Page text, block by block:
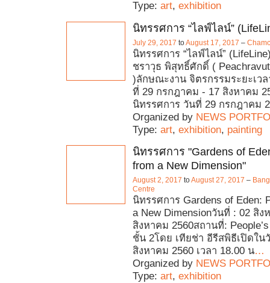
Type: art, exhibition
นิทรรศการ “ไลฟ์ไลน์”
July 29, 2017 toAugust 17, 2017 –
นิทรรศการ “ไลฟ์ไลน์”
ชราวุธ พิสุทธิ์ศักดิ์ (
)ลักษณะงาน จิตรกรรมระยะเว
ที่ 29 กรกฎาคม - 17 สิงหาคม
นิทรรศการ วันที่ 29 กรกฎาคม
Organized by NEWS
Type: art, exhibition, painting
นิทรรศการ "Gardens of
from a New Dimension"
August 2, 2017 toAugust 27, 2017 –
Centre
นิทรรศการ Gardens of Eden:
a New Dimensionวันที่ : 02 สิง
สิงหาคม 2560สถานที่:
ชั้น 2โดย เทียช่า อีรีสพิธีเปิดใ
สิงหาคม 2560 เวลา 18.00 น…
Organized by NEWS
Type: art, exhibition